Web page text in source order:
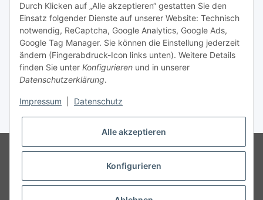
Rechner
Tipps & Tricks
Informationen
* Alle Preise inkl. gesetzlicher USt., zzgl.Versand
Impressum
AGB
Datenschutz
Durch Klicken auf „Alle akzeptieren“ gestatten Sie den
Einsatz folgender Dienste auf unserer Website: Technisch
notwendig, ReCaptcha, Google Analytics, Google Ads,
Google Tag Manager. Sie können die Einstellung jederzeit
ändern (Fingerabdruck-Icon links unten). Weitere Details
finden Sie unter Konfigurieren und in unserer
Datenschutzerklärung.
Impressum Datenschutz
Alle akzeptieren
Konfigurieren